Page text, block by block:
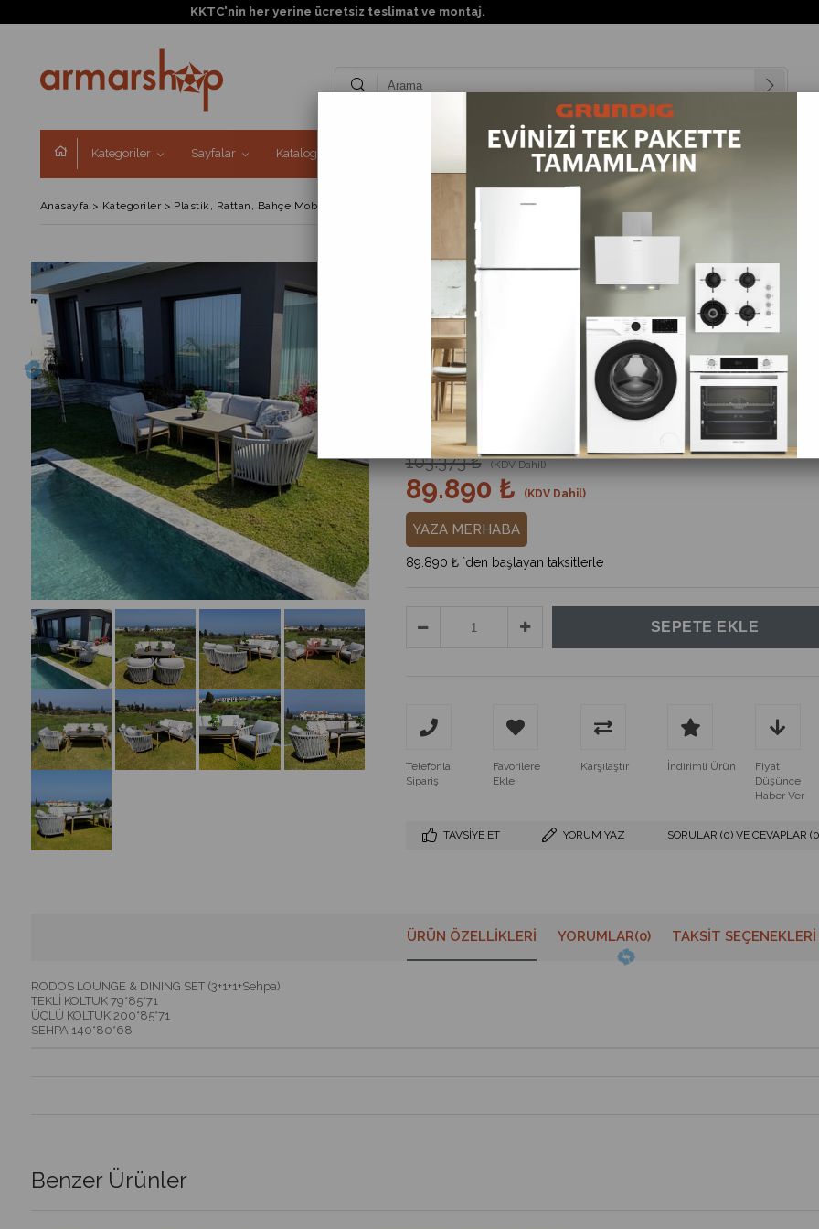
Kategoriler Sayfalar Kataloglar Teknolojiler Müşteri Hizmetleri
Anasayfa > Kategoriler> Plastik, Rattan, Bahçe Mobilyaları Rodos Lounge & Dining Set (3+1+1+S)
Rodos Lounge & Dining Set (3+1+1+S)
Tahmini Teslim Süresi 3 Tahmini Teslimat Tarihi
13İndirim
103.373 ₺ (KDV Dahil)
89.890 ₺ (KDV Dahil)
YAZA MERHABA
89.890 ₺ `den başlayan taksitlerle
Telefonla
Sipariş
Favorilere
Ekle
Karşılaştır İndirimli Ürün
Fiyat
Düşünce
Haber Ver
TAVSIYE ET YORUM YAZ SORULAR (0) VE CEVAPLAR
ÜRÜN ÖZELLIKLERI YORUMLAR(0) TAKSIT SEÇENEKLERI
RODOS LOUNGE & DINING SET (3+1+1+Sehpa)
TEKLİ KOLTUK 79*85*71
ÜÇLÜ KOLTUK 200*85*71
SEHPA 140*80*68
Benzer Ürünler